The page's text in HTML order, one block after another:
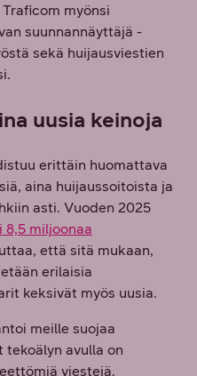
myönsi
suunnannäyttäjä -
sekä huijausviestien
uusia keinoja
erittäin huomattava
aina huijaussoitoista ja
asti. Vuoden 2025
8,5 miljoonaa
että sitä mukaan,
erilaisia
keksivät myös uusia.
meille suojaa
avulla on
viestejä.